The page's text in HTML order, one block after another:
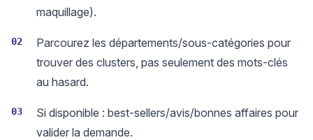
maquillage).
02
Parcourez les départements/sous-catégories pour
trouver des clusters, pas seulement des mots-clés
au hasard.
03
Si disponible : best-sellers/avis/bonnes affaires pour
valider la demande.